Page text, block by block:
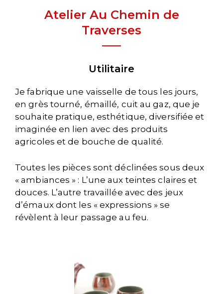
Atelier Au Chemin de
Traverses
Utilitaire
Je fabrique une vaisselle de tous les jours,
en grès tourné, émaillé, cuit au gaz, que je
souhaite pratique, esthétique, diversifiée et
imaginée en lien avec des produits
agricoles et de bouche de qualité.
Toutes les pièces sont déclinées sous deux
« ambiances » : L’une aux teintes claires et
douces. L’autre travaillée avec des jeux
d’émaux dont les « expressions » se
révèlent à leur passage au feu.